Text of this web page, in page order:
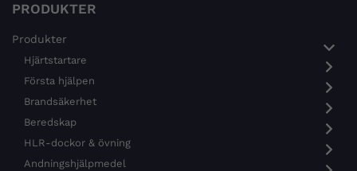
PRODUKTER
Produkter
Hjärtstartare
Första hjälpen
Brandsäkerhet
Beredskap
HLR-dockor & övning
Andningshjälpmedel